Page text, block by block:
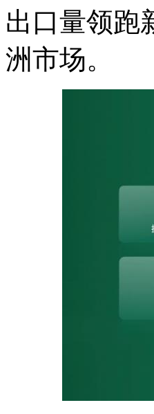
出口量领跑
洲市场。